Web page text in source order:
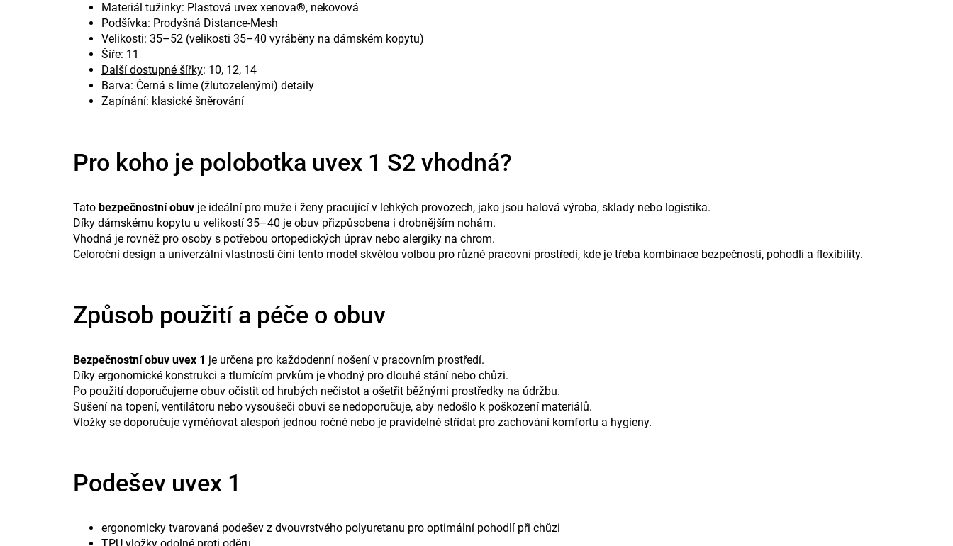
Materiál tužinky: Plastová uvex xenova®, nekovová
Podšívka: Prodyšná Distance-Mesh
Velikosti: 35–52 (velikosti 35–40 vyráběny na dámském kopytu)
Šíře: 11
Další dostupné šířky: 10, 12, 14
Barva: Černá s lime (žlutozelenými) detaily
Zapínání: klasické šněrování
Pro koho je polobotka uvex 1 S2 vhodná?
Tato bezpečnostní obuv je ideální pro muže i ženy pracující v lehkých provozech, jako jsou halová výroba, sklady nebo logistika.
Díky dámskému kopytu u velikostí 35–40 je obuv přizpůsobena i drobnějším nohám.
Vhodná je rovněž pro osoby s potřebou ortopedických úprav nebo alergiky na chrom.
Celoroční design a univerzální vlastnosti činí tento model skvělou volbou pro různé pracovní prostředí, kde je třeba kombinace bezpečnosti, pohodlí a flexibility.
Způsob použití a péče o obuv
Bezpečnostní obuv uvex 1 je určena pro každodenní nošení v pracovním prostředí.
Díky ergonomické konstrukci a tlumícím prvkům je vhodný pro dlouhé stání nebo chůzi.
Po použití doporučujeme obuv očistit od hrubých nečistot a ošetřit běžnými prostředky na údržbu.
Sušení na topení, ventilátoru nebo vysoušeči obuvi se nedoporučuje, aby nedošlo k poškození materiálů.
Vložky se doporučuje vyměňovat alespoň jednou ročně nebo je pravidelně střídat pro zachování komfortu a hygieny.
Podešev uvex 1
ergonomicky tvarovaná podešev z dvouvrstvého polyuretanu pro optimální pohodlí při chůzi